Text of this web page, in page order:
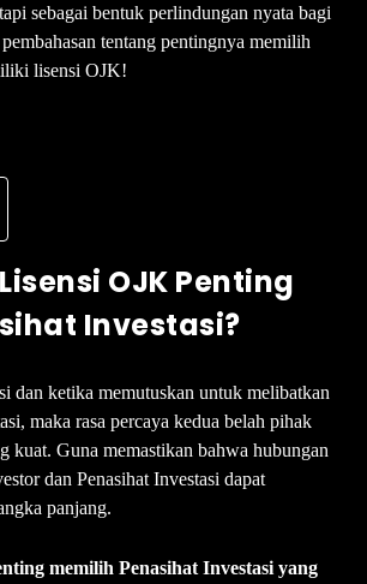
sebagai bentuk perlindungan nyata bagi
tentang pentingnya memilih
lisensi OJK!
OJK Penting
Investasi?
dan ketika memutuskan untuk melibatkan
maka rasa percaya kedua belah pihak
kuat. Guna memastikan bahwa hubungan
dan Penasihat Investasi dapat
panjang.
memilih Penasihat Investasi yang